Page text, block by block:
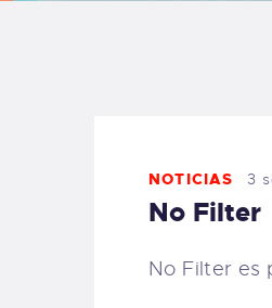
NOTICIAS 3
No Filter
No Filter es